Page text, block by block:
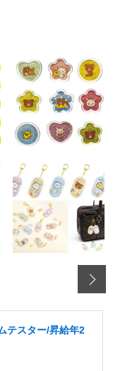
テスター/昇給年2